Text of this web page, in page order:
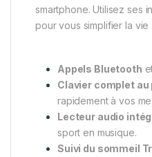
smartphone. Utilisez ses
pour vous simplifier la vie :
Appels Bluetooth
Clavier complet au
rapidement à vos
Lecteur audio
sport en musique.
Suivi du sommeil